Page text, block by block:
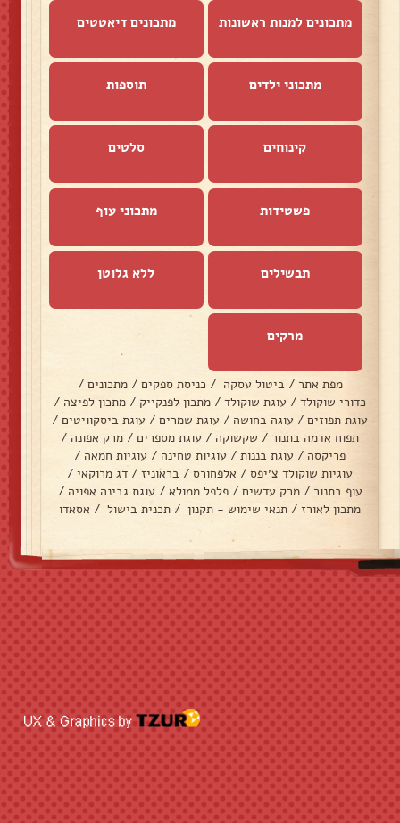
מתכונים למנות ראשונות מתכונים דיאטטים
מתכוני ילדים תוספות
קינוחים סלטים
פשטידות מתכוני עוף
תבשילים ללא גלוטן
מרקים
מפת אתר / ביטול עסקה / כניסת ספקים / מתכונים /
כדורי שוקולד / עוגת שוקולד / מתכון לפנקייק / מתכון לפיצה /
עוגת תפוזים / עוגה בחושה / עוגת שמרים / עוגת ביסקוויטים /
תפוח אדמה בתנור / שקשוקה / עוגת מספרים / מרק אפונה /
פריקסה / עוגת בננות / עוגיות טחינה / עוגיות חמאה /
עוגיות שוקולד צ׳יפס / אלפחורס / בראוניז / דג מרוקאי /
עוף בתנור / מרק עדשים / פלפל ממולא / עוגת גבינה אפויה /
מתכון לאורז / תנאי שימוש - תקנון / תכנית בישול / אסאדו